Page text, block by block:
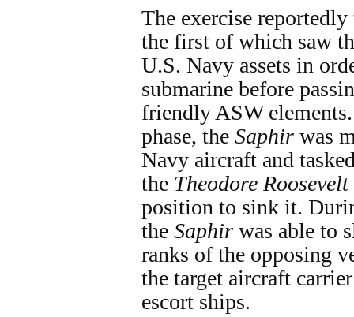
The exercise
the first of which saw
U.S. Navy assets in
submarine before
friendly ASW
phase, the Saphir was
Navy aircraft and
the Theodore Roosevelt
position to sink it.
the Saphir was able to
ranks of the opposing
the target aircraft
escort ships.